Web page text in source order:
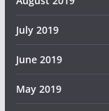
July 2019
June 2019
May 2019